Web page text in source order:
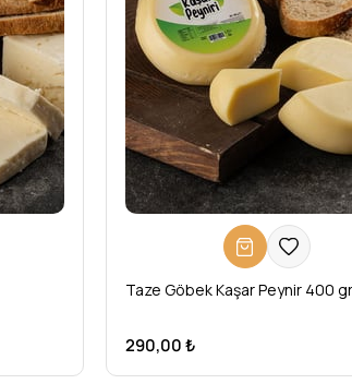
Taze Göbek Kaşar Peynir 400 gr
290,00 ₺